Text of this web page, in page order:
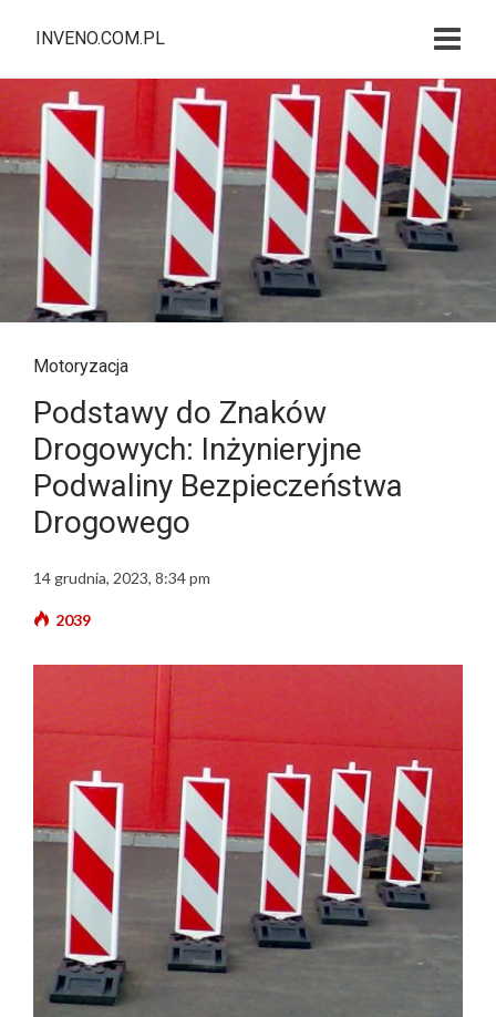
INVENO.COM.PL
Motoryzacja
Podstawy do Znaków
Drogowych: Inżynieryjne
Podwaliny Bezpieczeństwa
Drogowego
14 grudnia, 2023, 8:34 pm
2039